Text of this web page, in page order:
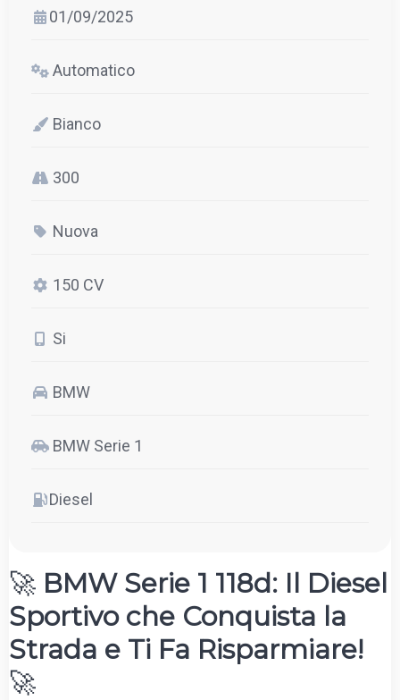
01/09/2025
Automatico
Bianco
300
Nuova
150 CV
Si
BMW
BMW Serie 1
Diesel
🚀 BMW Serie 1 118d: Il Diesel
Sportivo che Conquista la
Strada e Ti Fa Risparmiare!
🚀